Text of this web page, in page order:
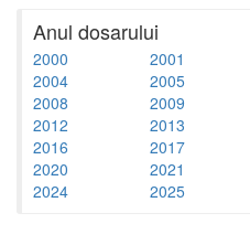
Anul dosarului
2000 2001
2004
2005
2008
2009
2012
2013
2016
2017
2020
2021
2024
2025